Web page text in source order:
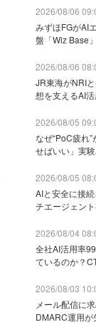
2026/08/06
みずほFGがAI
盤「Wiz Base
2026/08/06
JR東海がNRI
想を支えるAI
2026/08/05
なぜ“PoC疲れ
せばいい」実
2026/08/05
AIと安全に接
チエージェン
2026/08/04
全社AI活用率
ているのか？
2026/08/03
メール配信に
DMARC運用